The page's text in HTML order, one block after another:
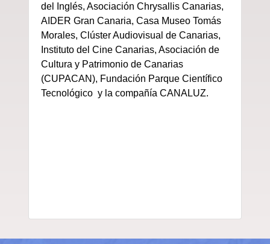
del Inglés, Asociación Chrysallis Canarias,
AIDER Gran Canaria, Casa Museo Tomás
Morales, Clúster Audiovisual de Canarias,
Instituto del Cine Canarias, Asociación de
Cultura y Patrimonio de Canarias
(CUPACAN), Fundación Parque Científico
Tecnológico y la compañía CANALUZ.